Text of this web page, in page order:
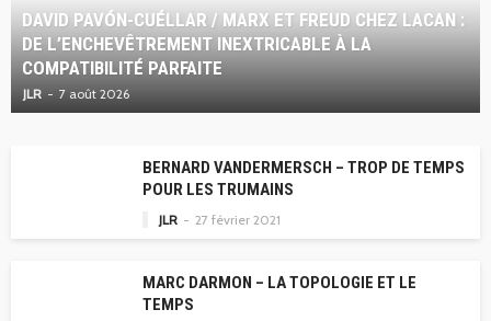
DAVID PAVÓN-CUÉLLAR / MARX ET FREUD CHEZ LACAN :
DE L’ENCHEVÊTREMENT INEXTRICABLE À LA
COMPATIBILITÉ PARFAITE
JLR 7 août 2026
BERNARD VANDERMERSCH – TROP DE TEMPS
POUR LES TRUMAINS
JLR 27 février 2021
MARC DARMON – LA TOPOLOGIE ET LE
TEMPS